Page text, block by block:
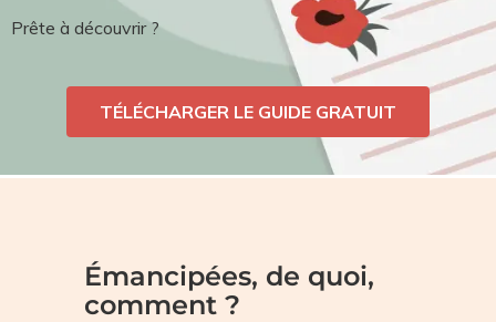
Prête à découvrir ?
TÉLÉCHARGER LE GUIDE GRATUIT
Émancipées, de quoi,
comment ?